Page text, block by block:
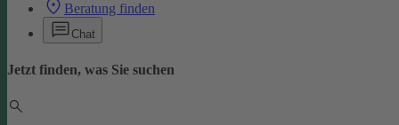
Beratung finden
Chat
Jetzt finden, was Sie suchen